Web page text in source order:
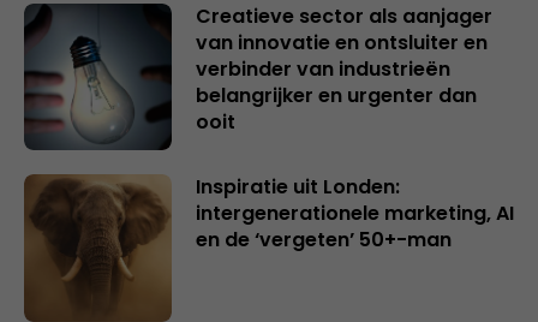
Creatieve sector als aanjager
van innovatie en ontsluiter en
verbinder van industrieën
belangrijker en urgenter dan
ooit
Inspiratie uit Londen:
intergenerationele marketing, AI
en de ‘vergeten’ 50+-man